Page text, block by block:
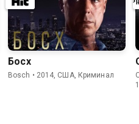
Босх
Bosch • 2014, США, Криминал